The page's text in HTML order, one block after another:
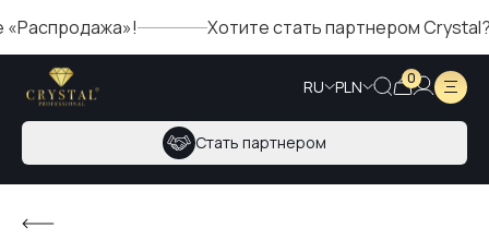
Хотите стать партнером Crystal?
RU PLN 0
Стать партнером